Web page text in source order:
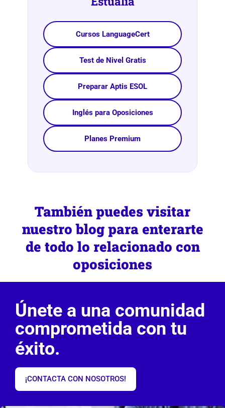
Cursos LanguageCert
Test de Nivel Gratis
Preparar Aptis ESOL
Inglés para Oposiciones
Planes Premium
También puedes visitar
nuestroblogpara enterarte
de todo lo relacionado con
oposiciones
Únete a una comunidad
comprometida con tu
éxito.
¡CONTACTA CON NOSOTROS!